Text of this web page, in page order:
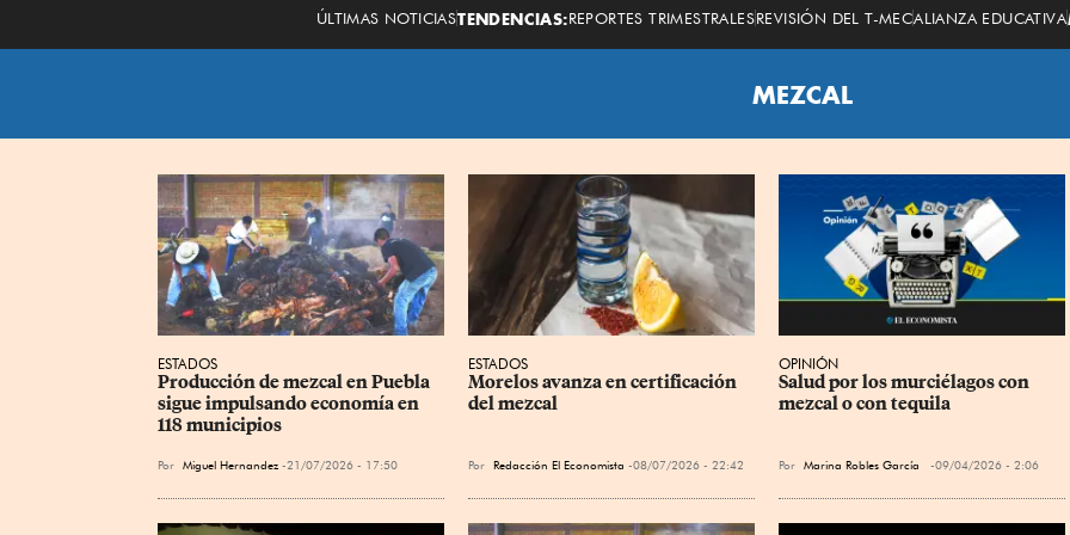
ÚLTIMAS NOTICIASTENDENCIAS:REPORTES TRIMESTRALESREVISIÓN DEL T-MECALIANZA EDUCATIVA
MEZCAL
ESTADOS
Producción de mezcal en Puebla
sigue impulsando economía en
118 municipios
Por Miguel Hernandez 21/07/2026 - 17:50
ESTADOS
Morelos avanza en certificación
del mezcal
Por Redacción El Economista 08/07/2026 - 22:42
OPINIÓN
Salud por los murciélagos con
mezcal o con tequila
Por Marina Robles García 09/04/2026 - 2:06